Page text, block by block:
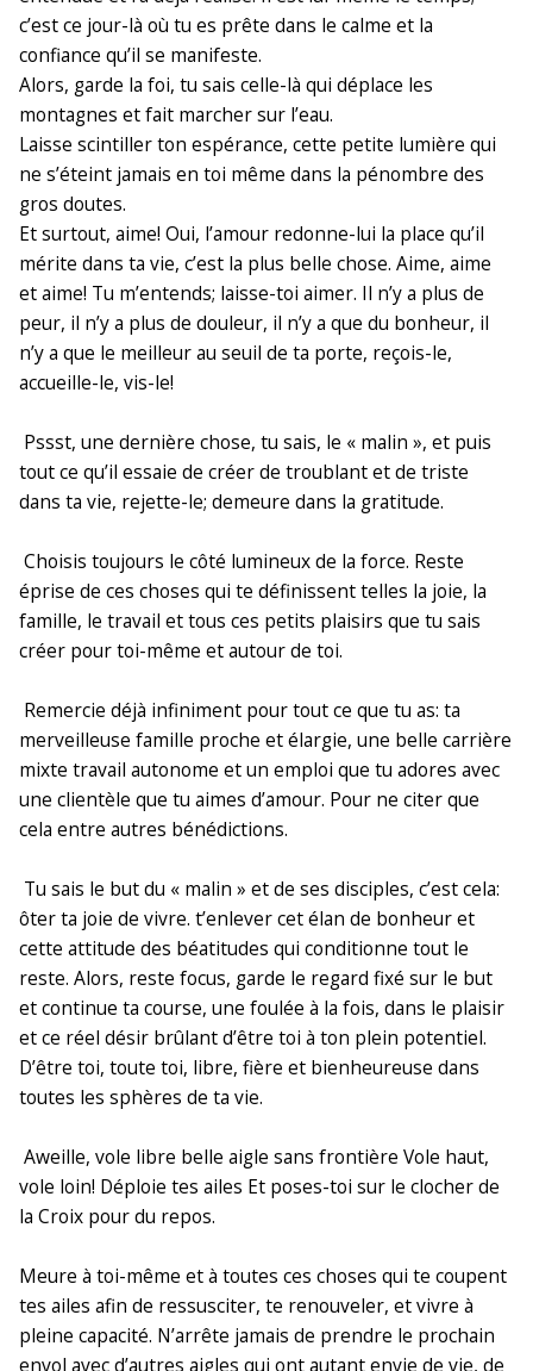
c’est ce jour-là où tu es prête dans le calme et la
confiance qu’il se manifeste.
Alors, garde la foi, tu sais celle-là qui déplace les
montagnes et fait marcher sur l’eau.
Laisse scintiller ton espérance, cette petite lumière qui
ne s’éteint jamais en toi même dans la pénombre des
gros doutes.
Et surtout, aime! Oui, l’amour redonne-lui la place qu’il
mérite dans ta vie, c’est la plus belle chose. Aime, aime
et aime! Tu m’entends; laisse-toi aimer. Il n’y a plus de
peur, il n’y a plus de douleur, il n’y a que du bonheur, il
n’y a que le meilleur au seuil de ta porte, reçois-le,
accueille-le, vis-le!
Pssst, une dernière chose, tu sais, le « malin », et puis
tout ce qu’il essaie de créer de troublant et de triste
dans ta vie, rejette-le; demeure dans la gratitude.
Choisis toujours le côté lumineux de la force. Reste
éprise de ces choses qui te définissent telles la joie, la
famille, le travail et tous ces petits plaisirs que tu sais
créer pour toi-même et autour de toi.
Remercie déjà infiniment pour tout ce que tu as: ta
merveilleuse famille proche et élargie, une belle carrière
mixte travail autonome et un emploi que tu adores avec
une clientèle que tu aimes d’amour. Pour ne citer que
cela entre autres bénédictions.
Tu sais le but du « malin » et de ses disciples, c’est cela:
ôter ta joie de vivre. t’enlever cet élan de bonheur et
cette attitude des béatitudes qui conditionne tout le
reste. Alors, reste focus, garde le regard fixé sur le but
et continue ta course, une foulée à la fois, dans le plaisir
et ce réel désir brûlant d’être toi à ton plein potentiel.
D’être toi, toute toi, libre, fière et bienheureuse dans
toutes les sphères de ta vie.
Aweille, vole libre belle aigle sans frontière Vole haut,
vole loin! Déploie tes ailes Et poses-toi sur le clocher de
la Croix pour du repos.
Meure à toi-même et à toutes ces choses qui te coupent
tes ailes afin de ressusciter, te renouveler, et vivre à
pleine capacité. N’arrête jamais de prendre le prochain
envol avec d’autres aigles qui ont autant envie de vie, de